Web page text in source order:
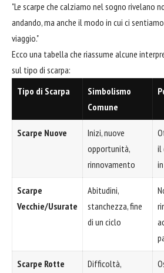
"Le scarpe che calziamo nel sogno rivelano
andando, ma anche il modo in cui ci
viaggio."
Ecco una tabella che riassume alcune
sul tipo di scarpa:
Tipo di Scarpa
Simbolismo
Comune
Scarpe Nuove
Inizi, nuove
opportunità,
rinnovamento
il
Scarpe
Vecchie/Usurate
Abitudini,
stanchezza, fine
di un ciclo
Scarpe Rotte
Difficoltà,